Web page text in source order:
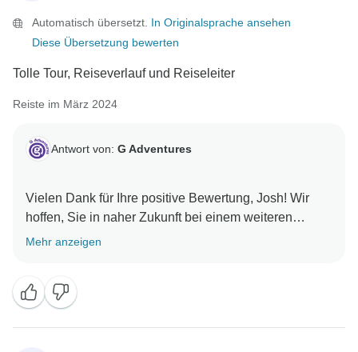
Automatisch übersetzt. In Originalsprache ansehen
Diese Übersetzung bewerten
Tolle Tour, Reiseverlauf und Reiseleiter
Reiste im März 2024
Antwort von: G Adventures
Vielen Dank für Ihre positive Bewertung, Josh! Wir
hoffen, Sie in naher Zukunft bei einem weiteren
Mehr anzeigen